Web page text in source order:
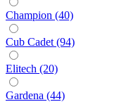
Champion (40)
Cub Cadet (94)
Elitech (20)
Gardena (44)